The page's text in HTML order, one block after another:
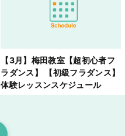
【3月】梅田教室【超初心者フ
ラダンス】 【初級フラダンス】
体験レッスンスケジュール